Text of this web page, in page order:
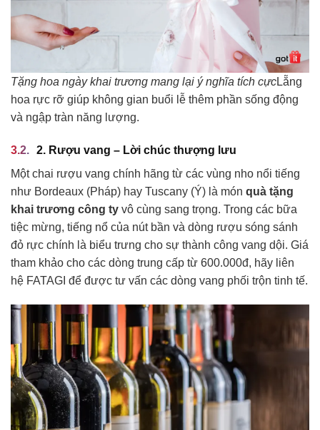
Tặng hoa ngày khai trương mang lại ý nghĩa tích cựcLẵng
hoa rực rỡ giúp không gian buổi lễ thêm phần sống động
và ngập tràn năng lượng.
2. Rượu vang – Lời chúc thượng lưu
Một chai rượu vang chính hãng từ các vùng nho nổi tiếng
như Bordeaux (Pháp) hay Tuscany (Ý) là món quà tặng
khai trương công ty vô cùng sang trọng. Trong các bữa
tiệc mừng, tiếng nổ của nút bần và dòng rượu sóng sánh
đỏ rực chính là biểu trưng cho sự thành công vang dội. Giá
tham khảo cho các dòng trung cấp từ 600.000đ, hãy liên
hệ FATAGI để được tư vấn các dòng vang phối trộn tinh tế.